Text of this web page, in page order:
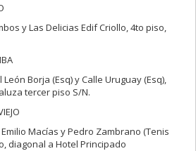
y Las Delicias Edif Criollo, 4to piso,
León Borja (Esq) y Calle Uruguay (Esq),
tercer piso S/N.
Emilio Macías y Pedro Zambrano (Tenis
diagonal a Hotel Principado